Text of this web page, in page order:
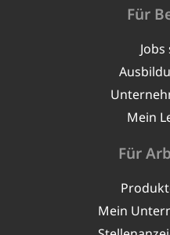
Für
Mein
Für
Mein